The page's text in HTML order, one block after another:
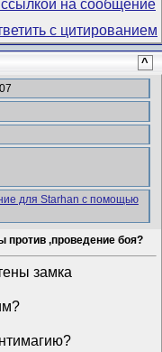
^
,проведение боя?
замка